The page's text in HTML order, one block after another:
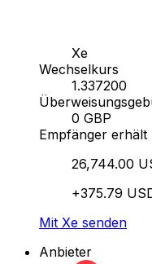
Xe
Wechselkurs
1.337200
0 GBP
Empfänger erhält
26,744.00
+375.79
Mit Xe senden
Anbieter